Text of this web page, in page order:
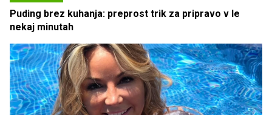
Puding brez kuhanja: preprost trik za pripravo v le
nekaj minutah